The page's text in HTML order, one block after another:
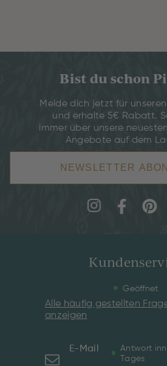
Bist du schon
Melde dich jetzt für
und erhalte 5€ Rabatt.
immer über unsere
Angebote auf dem
NEWSLETTER
Geöffnet
Alle häufig gestellten
anzeigen
E-Mail
Antwort
Tages